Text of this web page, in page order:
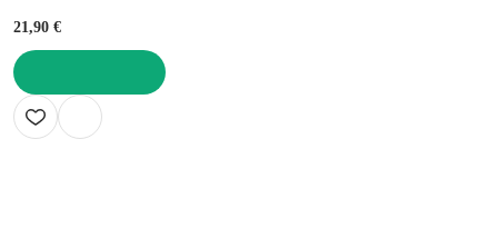
21,90 €
LISA OSTUKORVI